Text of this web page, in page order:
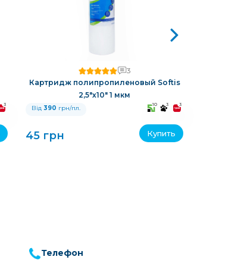
3
3
Картридж полипропиленовый Softis
2,5"х10" 1 мкм
Від 390 грн/пл. 10 3 3
45 грн Купить
Телефон